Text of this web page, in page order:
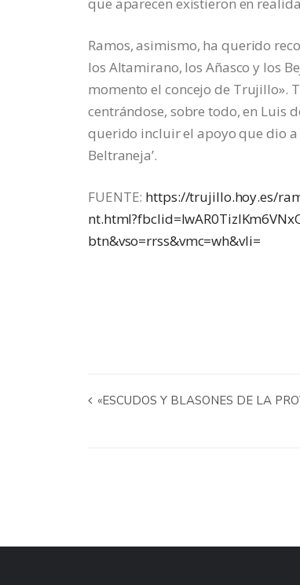
que aparecen existieron en
Ramos, asimismo, ha querido
los Altamirano, los Añasco y los
momento el concejo de Trujillo».
centrándose, sobre todo, en Luis
querido incluir el apoyo que dio a
Beltraneja’.
FUENTE: https://trujillo.hoy.es/
btn&vso=rrss&vmc=wh&vli=
«ESCUDOS Y BLASONES DE LA